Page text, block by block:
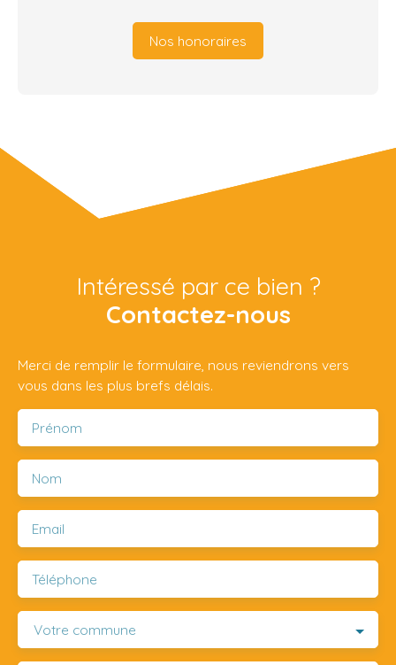
Nos honoraires
Intéressé par ce bien ?
Contactez-nous
Merci de remplir le formulaire, nous reviendrons vers
vous dans les plus brefs délais.
Prénom
Nom
Email
Téléphone
Votre commune